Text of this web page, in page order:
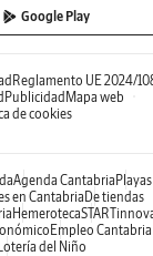
Google Play
Reglamento UE 2024/
Publicidad Mapa web
de cookies
Agenda Cantabria Playas
en Cantabria De tiendas
Hemeroteca
Empleo Cantabria
Lotería del Niño